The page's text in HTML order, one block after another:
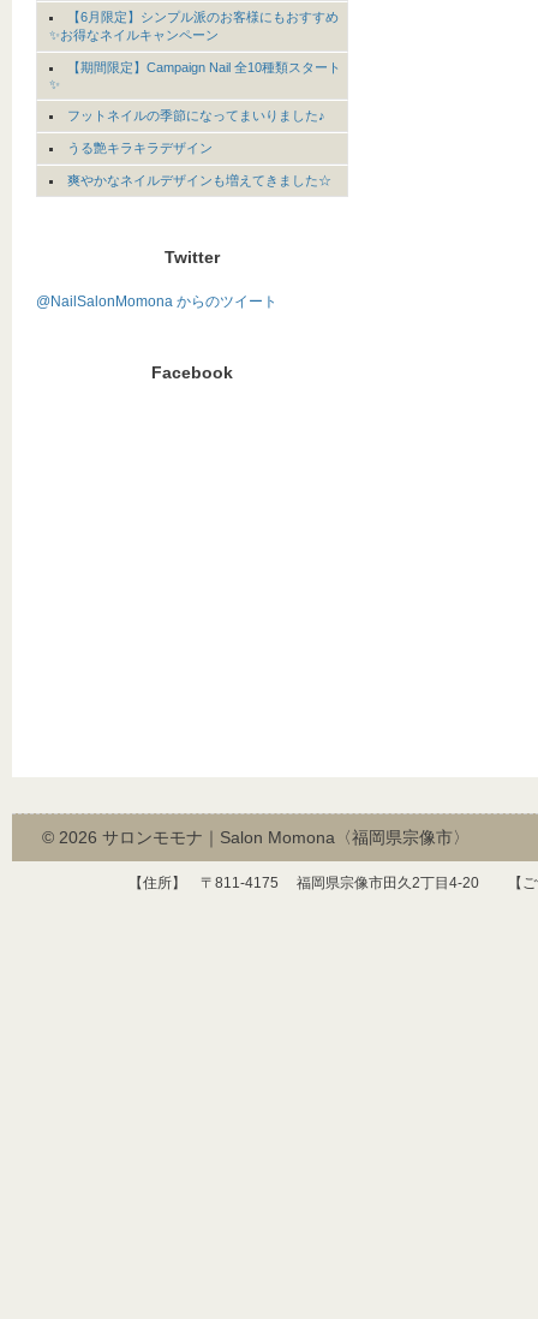
【6月限定】シンプル派のお客様にもおすすめ
✨お得なネイルキャンペーン
【期間限定】Campaign Nail 全10種類スタート
✨
フットネイルの季節になってまいりました♪
うる艶キラキラデザイン
爽やかなネイルデザインも増えてきました☆
Twitter
@NailSalonMomona からのツイート
Facebook
© 2026 サロンモモナ｜Salon Momona〈福岡県宗像市〉
【住所】 〒 811-4175 福岡県宗像市田久2丁目 4-20 【ご